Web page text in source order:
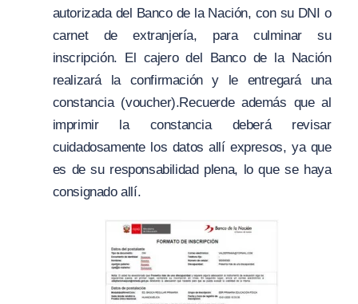
autorizada del Banco de la Nación, con su DNI o
carnet de extranjería, para culminar su
inscripción. El cajero del Banco de la Nación
realizará la confirmación y le entregará una
constancia (voucher).Recuerde además que al
imprimir la constancia deberá revisar
cuidadosamente los datos allí expresos, ya que
es de su responsabilidad plena, lo que se haya
consignado allí.